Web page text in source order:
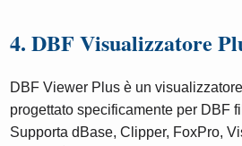
4. DBF Visualizzatore
DBF Viewer Plus è un
progettato specificamente per DBF
Supporta dBase, Clipper, FoxPro,